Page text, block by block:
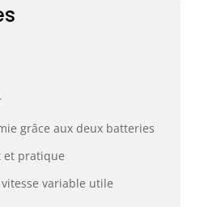
grâce aux deux batteries
et pratique
variable utile